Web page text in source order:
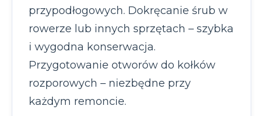
przypodłogowych. Dokręcanie śrub w
rowerze lub innych sprzętach – szybka
i wygodna konserwacja.
Przygotowanie otworów do kołków
rozporowych – niezbędne przy
każdym remoncie.